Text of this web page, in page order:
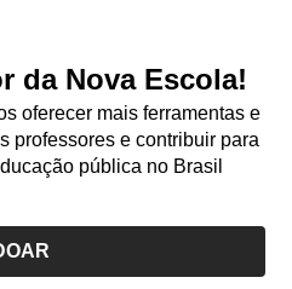
da Nova Escola!
oferecer mais ferramentas e
professores e contribuir para
pública no Brasil